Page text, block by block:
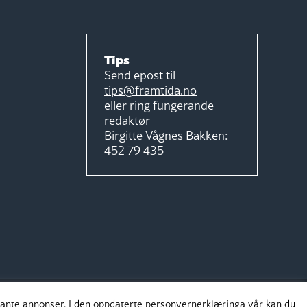
Tips
Send epost til
tips@framtida.no
eller ring fungerande
redaktør
Birgitte Vågnes Bakken:
452 79 435
annonser. I den oppdaterte personvernerklæringa vår kan du